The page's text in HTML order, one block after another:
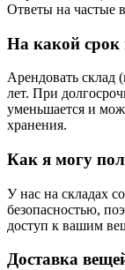
Ответы на частые
На какой срок
Арендовать склад
лет. При
уменьшается и
хранения.
Как я могу
У нас на складах
безопасностью,
доступ к вашим
Доставка